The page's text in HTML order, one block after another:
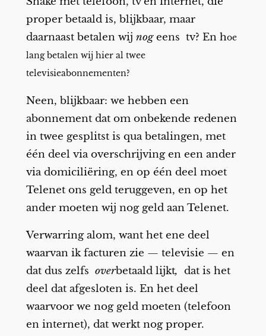
proper betaald is, blijkbaar, maar
daarnaast betalen wij nogeens tv? En hoe
lang betalen wij hier al twee
televisieabonnementen?
Neen, blijkbaar: we hebben een
abonnement dat om onbekende redenen
in twee gesplitst is qua betalingen, met
één deel via overschrijving en een ander
via domiciliëring, en op één deel moet
Telenet ons geld teruggeven, en op het
ander moeten wij nog geld aan Telenet.
Verwarring alom, want het ene deel
waarvan ik facturen zie — televisie — en
dat dus zelfs overbetaald lijkt, dat is het
deel dat afgesloten is. En het deel
waarvoor we nog geld moeten (telefoon
en internet), dat werkt nog proper.